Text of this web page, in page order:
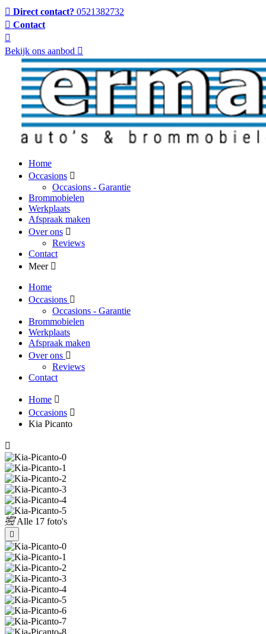
Direct contact? 0521382732
Contact
Bekijk ons aanbod
Home
Occasions
Occasions - Garantie
Brommobielen
Werkplaats
Afspraak maken
Over ons
Reviews
Contact
Meer
Home
Occasions
Occasions - Garantie
Brommobielen
Werkplaats
Afspraak maken
Over ons
Reviews
Contact
Home
Occasions
Kia Picanto
Alle 17 foto's